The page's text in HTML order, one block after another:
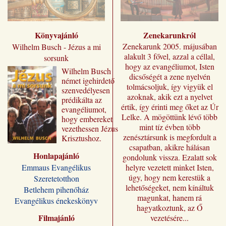
Könyvajánló
Wilhelm Busch - Jézus a mi
sorsunk
Wilhelm ​Busch
német igehirdető
szenvedélyesen
prédikálta az
evangéliumot,
hogy embereket
vezethessen Jézus
Krisztushoz.
„Jézus a mi
sorsunk” címmel
jutnak el a magyar
olvasóhoz, a
fordításban is
megőrizve eredeti
formájukat,
Honlapajánló
Emmaus Evangélikus
Szeretetotthon
Betlehem pihenőház
Evangélikus énekeskönyv
Filmajánló
Zenekarunkról
Zenekarunk 2005. májusában
alakult 3 fővel, azzal a céllal,
hogy az evangéliumot, Isten
dicsőségét a zene nyelvén
tolmácsoljuk, így vigyük el
azoknak, akik ezt a nyelvet
értik, így érinti meg őket az Úr
Lelke. A mögöttünk lévő több
mint tíz évben több
zenésztársunk is megfordult a
csapatban, akikre hálásan
gondolunk vissza. Ezalatt sok
helyre vezetett minket Isten,
úgy, hogy nem kerestük a
lehetőségeket, nem kínáltuk
magunkat, hanem rá
hagyatkoztunk, az Ő
vezetésére...